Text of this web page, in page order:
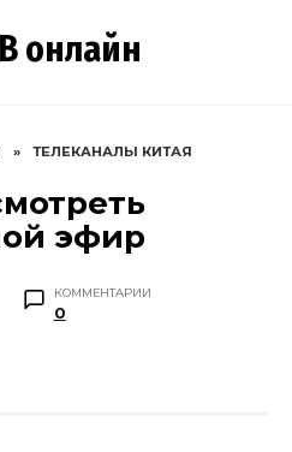
онлайн
» ТЕЛЕКАНАЛЫ КИТАЯ
эфир
КОММЕНТАРИИ
0